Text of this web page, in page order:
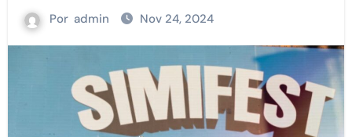
Por admin Nov 24, 2024